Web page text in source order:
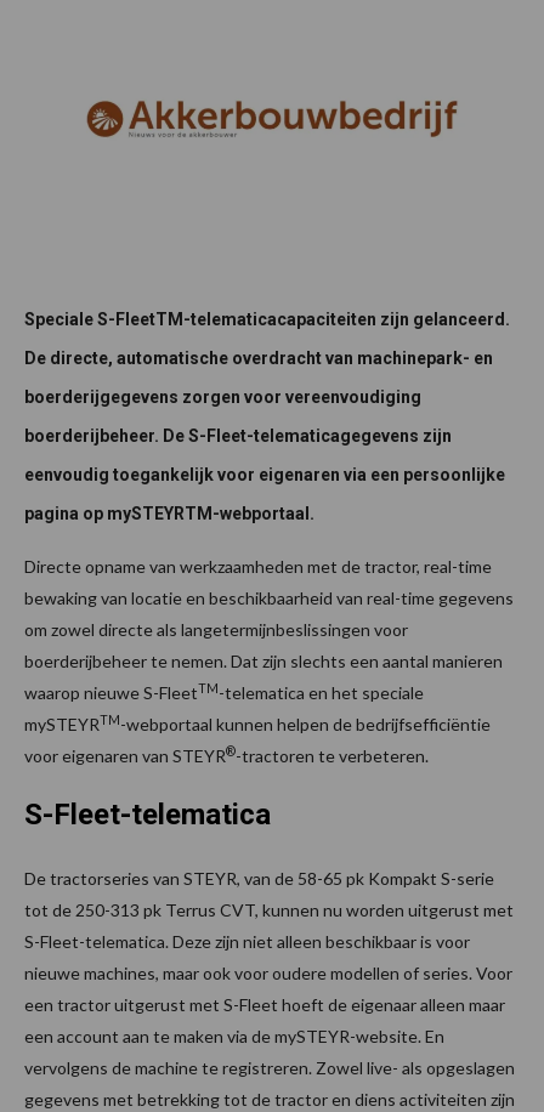
Speciale S-FleetTM-telematicacapaciteiten zijn gelanceerd.
De directe, automatische overdracht van machinepark- en
boerderijgegevens zorgen voor vereenvoudiging
boerderijbeheer. De S-Fleet-telematicagegevens zijn
eenvoudig toegankelijk voor eigenaren via een persoonlijke
pagina op mySTEYRTM-webportaal.
​​Directe opname van werkzaamheden met de tractor, real-time
bewaking van locatie en beschikbaarheid van real-time gegevens
om zowel directe als langetermijnbeslissingen voor
boerderijbeheer te nemen. Dat zijn slechts een aantal manieren
waarop nieuwe S-FleetTM-telematica en het speciale
mySTEYRTM-webportaal kunnen helpen de bedrijfsefficiëntie
voor eigenaren van STEYR®-tractoren te verbeteren.
S-Fleet-telematica
De tractorseries van STEYR, van de 58-65 pk Kompakt S-serie
tot de 250-313 pk Terrus CVT, kunnen nu worden uitgerust met
S-Fleet-telematica. Deze zijn niet alleen beschikbaar is voor
nieuwe machines, maar ook voor oudere modellen of series. Voor
een tractor uitgerust met S-Fleet hoeft de eigenaar alleen maar
een account aan te maken via de mySTEYR-website. En
vervolgens de machine te registreren. Zowel live- als opgeslagen
gegevens met betrekking tot de tractor en diens activiteiten zijn